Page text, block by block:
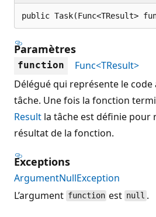
public Task(Func<TResult>
Paramètres
function
Func<TResult>
Délégué qui représente le code
tâche. Une fois la fonction
Result la tâche est définie pour
résultat de la fonction.
Exceptions
ArgumentNullException
L’argument function est null .